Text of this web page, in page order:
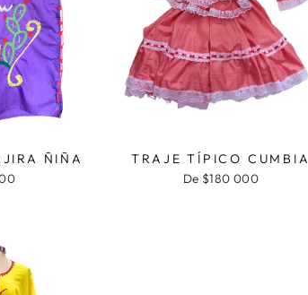
ÑIÑA
TRAJE TÍPICO CUMBIA
De $180 000